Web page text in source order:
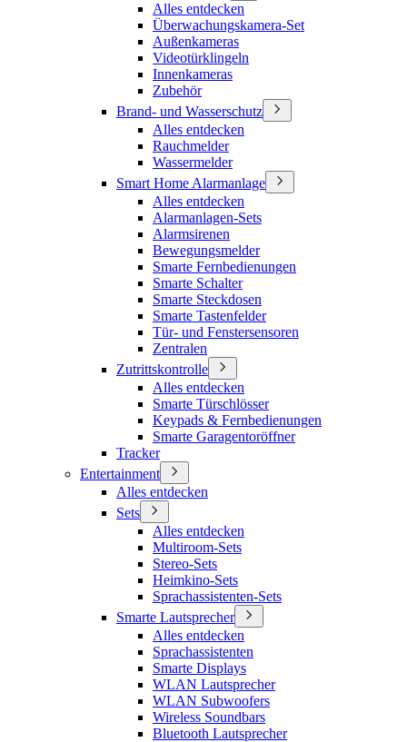
Alles entdecken
Überwachungskamera-Set
Außenkameras
Videotürklingeln
Innenkameras
Zubehör
Brand- und Wasserschutz
Alles entdecken
Rauchmelder
Wassermelder
Smart Home Alarmanlage
Alles entdecken
Alarmanlagen-Sets
Alarmsirenen
Bewegungsmelder
Smarte Fernbedienungen
Smarte Schalter
Smarte Steckdosen
Smarte Tastenfelder
Tür- und Fenstersensoren
Zentralen
Zutrittskontrolle
Alles entdecken
Smarte Türschlösser
Keypads & Fernbedienungen
Smarte Garagentoröffner
Tracker
Entertainment
Alles entdecken
Sets
Alles entdecken
Multiroom-Sets
Stereo-Sets
Heimkino-Sets
Sprachassistenten-Sets
Smarte Lautsprecher
Alles entdecken
Sprachassistenten
Smarte Displays
WLAN Lautsprecher
WLAN Subwoofers
Wireless Soundbars
Bluetooth Lautsprecher